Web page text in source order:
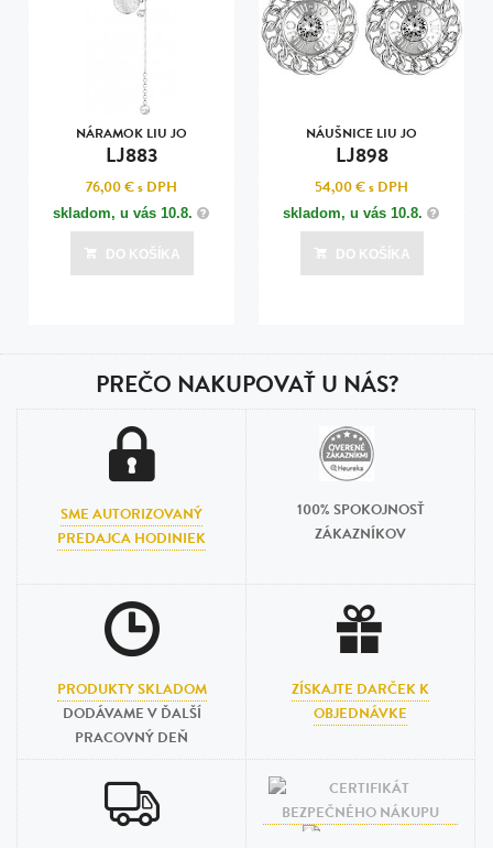
NÁRAMOK LIU JO
LJ883
76,00 €s DPH
skladom, u vás 10.8.
DO KOŠÍKA
NÁUŠNICE LIU JO
LJ898
54,00 €s DPH
skladom, u vás 10.8.
DO KOŠÍKA
PREČO NAKUPOVAŤ U NÁS?
SME AUTORIZOVANÝ
PREDAJCA HODINIEK
100% SPOKOJNOSŤ
ZÁKAZNÍKOV
PRODUKTY SKLADOM
DODÁVAME V ĎALŠÍ
PRACOVNÝ DEŇ
ZÍSKAJTE DARČEK K
OBJEDNÁVKE